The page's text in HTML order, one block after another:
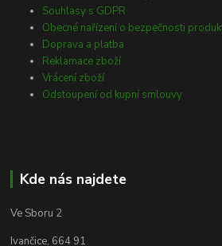
Souhlasy s GDPR
Obecné nařízení o bezpečnosti
Doprava a platba
Reklamace zboží
Vrácení zboží
Odstoupení od kupní smlouvy
Kde nás najdete
Ve Sboru 2
Ivančice, 664 91